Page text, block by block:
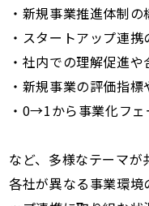
・新規事業推進体制の
・スタートアップ連携
・社内での理解促進や
・新規事業の評価指
・0→1から事業化フ
など、多様なテーマが
各社が異なる事業環